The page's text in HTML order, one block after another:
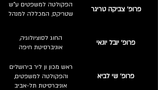
הפקולטה למשפטים ע"ש
שטריקס, המכללה למנהל
פרופ' צביקה טריגר
החוג לסוציולוגיה,
אוניברסיטת חיפה
פרופ' יובל יונאי
ראש מכון ון ליר בירושלים
והפקולטה למשפטים,
אוניברסיטת תל-אביב
פרופ' שי לביא